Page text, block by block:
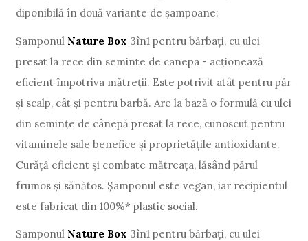
diponibilă în două variante de șampoane:
Șamponul Nature Box 3în1 pentru bărbați, cu ulei
presat la rece din seminte de canepa - acționează
eficient împotriva mătreții. Este potrivit atât pentru păr
și scalp, cât și pentru barbă. Are la bază o formulă cu ulei
din semințe de cânepă presat la rece, cunoscut pentru
vitaminele sale benefice și proprietățile antioxidante.
Curăță eficient și combate mătreața, lăsând părul
frumos și sănătos. Șamponul este vegan, iar recipientul
este fabricat din 100%* plastic social.
Șamponul Nature Box 3în1 pentru bărbați, cu ulei